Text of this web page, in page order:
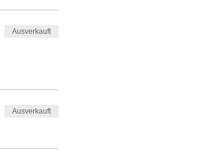
Ausverkauft
Ausverkauft